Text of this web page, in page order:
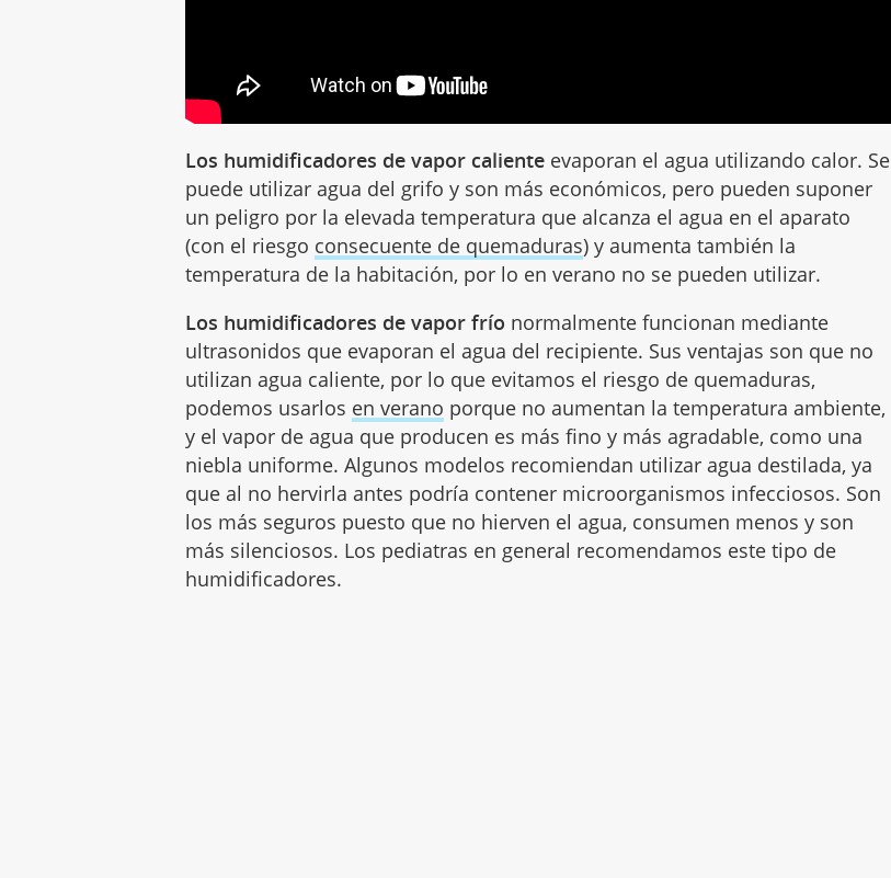
Los humidificadores de vapor caliente evaporan el agua utilizando calor. Se
puede utilizar agua del grifo y son más económicos, pero pueden suponer
un peligro por la elevada temperatura que alcanza el agua en el aparato
(con el riesgo consecuente de quemaduras) y aumenta también la
temperatura de la habitación, por lo en verano no se pueden utilizar.
Los humidificadores de vapor frío normalmente funcionan mediante
ultrasonidos que evaporan el agua del recipiente. Sus ventajas son que no
utilizan agua caliente, por lo que evitamos el riesgo de quemaduras,
podemos usarlos en verano porque no aumentan la temperatura ambiente,
y el vapor de agua que producen es más fino y más agradable, como una
niebla uniforme. Algunos modelos recomiendan utilizar agua destilada, ya
que al no hervirla antes podría contener microorganismos infecciosos. Son
los más seguros puesto que no hierven el agua, consumen menos y son
más silenciosos. Los pediatras en general recomendamos este tipo de
humidificadores.